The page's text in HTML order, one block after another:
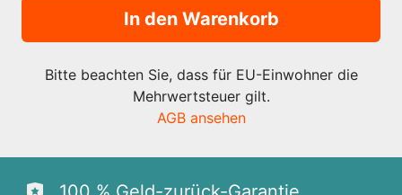
In den Warenkorb
Bitte beachten Sie, dass für EU-Einwohner die
Mehrwertsteuer gilt.
AGB ansehen